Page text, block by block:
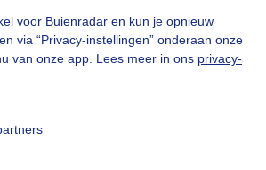
voor Buienradar en kun je opnieuw
via “Privacy-instellingen” onderaan onze
van onze app. Lees meer in ons privacy-